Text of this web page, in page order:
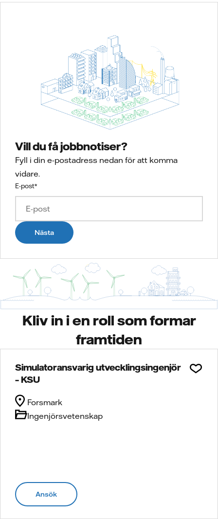
Vill du få jobbnotiser?
Fyll i din e-postadress nedan för att komma
vidare.
E-post*
Nästa
Kliv in i en roll som formar
framtiden
Simulatoransvarig utvecklingsingenjör
– KSU
Ingenjörsvetenskap
Forsmark
Ansök